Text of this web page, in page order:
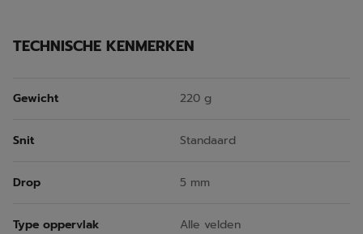
TECHNISCHE KENMERKEN
Gewicht 220 g
Snit Standaard
Drop 5 mm
Type oppervlak Alle velden